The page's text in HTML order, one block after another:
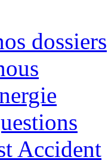
dossiers
Accident